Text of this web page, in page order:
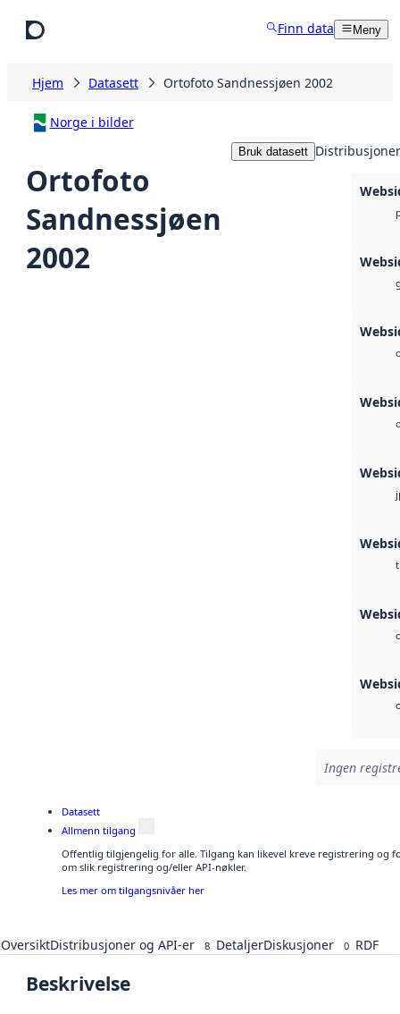
Finn data Meny
Hjem Datasett Ortofoto Sandnessjøen 2002
Norge i bilder
Ortofoto
Sandnessjøen
2002
Bruk datasett Distribusjoner
Ingen
Datasett
Allmenn tilgang
Offentlig tilgjengelig for alle. Tilgang kan likevel kreve registrering og
om slik registrering og/eller API-nøkler.
Les mer om tilgangsnivåer her
OversiktDistribusjoner og API-er 8 DetaljerDiskusjoner 0 RDF
Beskrivelse